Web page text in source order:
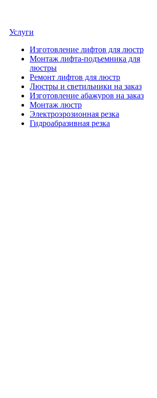
Услуги
Изготовление лифтов для люстр
Монтаж лифта-подъемника для
люстры
Ремонт лифтов для люстр
Люстры и светильники на заказ
Изготовление абажуров на заказ
Монтаж люстр
Электроэрозионная резка
Гидроабразивная резка